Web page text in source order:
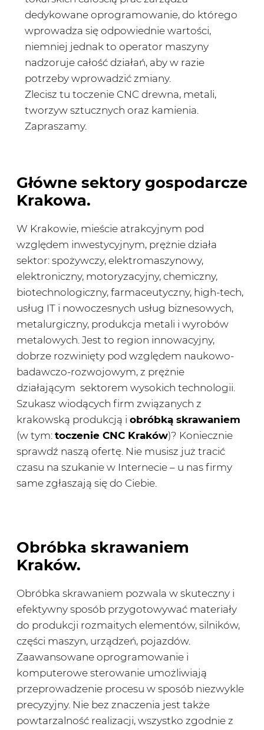
dedykowane oprogramowanie, do którego
wprowadza się odpowiednie wartości,
niemniej jednak to operator maszyny
nadzoruje całość działań, aby w razie
potrzeby wprowadzić zmiany.
Zlecisz tu toczenie CNC drewna, metali,
tworzyw sztucznych oraz kamienia.
Zapraszamy.
Główne sektory gospodarcze
Krakowa.
W Krakowie, mieście atrakcyjnym pod
względem inwestycyjnym, prężnie działa
sektor: spożywczy, elektromaszynowy,
elektroniczny, motoryzacyjny, chemiczny,
biotechnologiczny, farmaceutyczny, high-tech,
usług IT i nowoczesnych usług biznesowych,
metalurgiczny, produkcja metali i wyrobów
metalowych. Jest to region innowacyjny,
dobrze rozwinięty pod względem naukowo-
badawczo-rozwojowym, z prężnie
działającym sektorem wysokich technologii.
Szukasz wiodących firm związanych z
krakowską produkcją i obróbką skrawaniem
(w tym: toczenie CNC Kraków)? Koniecznie
sprawdź naszą ofertę. Nie musisz już tracić
czasu na szukanie w Internecie – u nas firmy
same zgłaszają się do Ciebie.
Obróbka skrawaniem
Kraków.
Obróbka skrawaniem pozwala w skuteczny i
efektywny sposób przygotowywać materiały
do produkcji rozmaitych elementów, silników,
części maszyn, urządzeń, pojazdów.
Zaawansowane oprogramowanie i
komputerowe sterowanie umożliwiają
przeprowadzenie procesu w sposób niezwykle
precyzyjny. Nie bez znaczenia jest także
powtarzalność realizacji, wszystko zgodnie z